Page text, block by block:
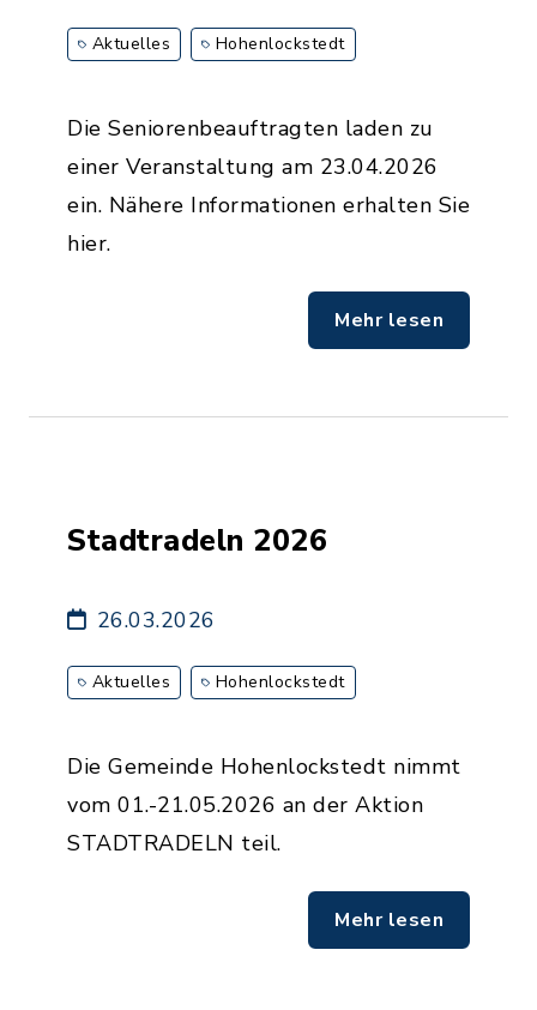
Aktuelles Hohenlockstedt
Die Seniorenbeauftragten laden zu
einer Veranstaltung am 23.04.2026
ein. Nähere Informationen erhalten Sie
hier.
Mehr lesen
Stadtradeln 2026
26.03.2026
Aktuelles Hohenlockstedt
Die Gemeinde Hohenlockstedt nimmt
vom 01.-21.05.2026 an der Aktion
STADTRADELN teil.
Mehr lesen